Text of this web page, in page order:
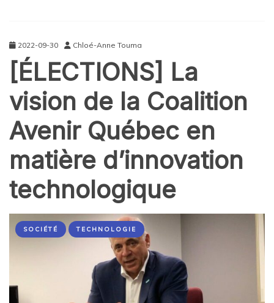
2022-09-30 Chloé-Anne Touma
[ÉLECTIONS] La
vision de la Coalition
Avenir Québec en
matière d’innovation
technologique
SOCIÉTÉ TECHNOLOGIE